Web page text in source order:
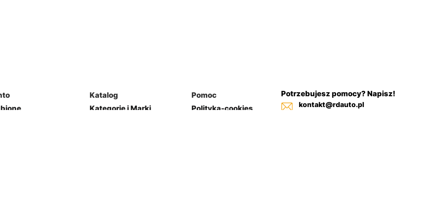
Katalog
Kategorie i Marki
Pomoc
Polityka-cookies
Potrzebujesz pomocy? Napisz!
kontakt@rdauto.pl